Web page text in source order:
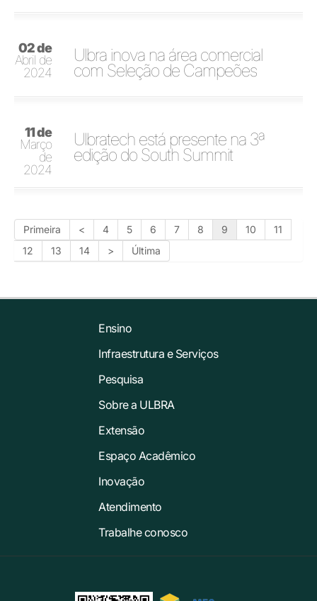
02 de
Abril de
2024
Ulbra inova na área comercial
com Seleção de Campeões
11 de
Março
de
2024
Ulbratech está presente na 3ª
edição do South Summit
Primeira < 4 5 6 7 8 9 10
11
12
13 14 > Última
Ensino
Infraestrutura e Serviços
Pesquisa
Sobre a ULBRA
Extensão
Espaço Acadêmico
Inovação
Atendimento
Trabalhe conosco